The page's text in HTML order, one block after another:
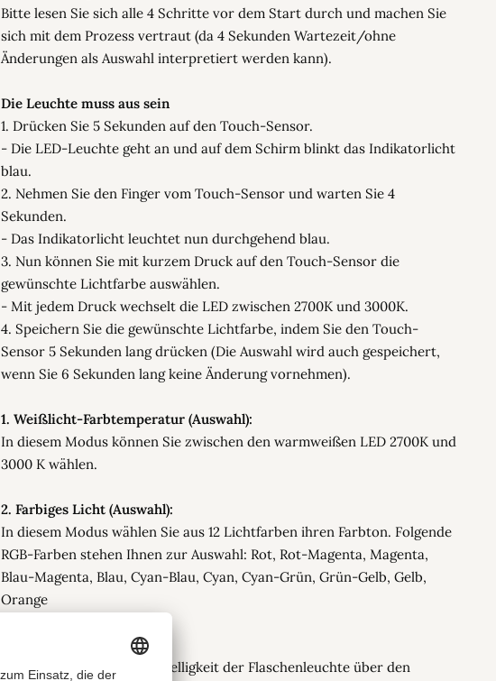
Bitte lesen Sie sich alle 4 Schritte vor dem Start durch und machen Sie
sich mit dem Prozess vertraut (da 4 Sekunden Wartezeit/ohne
Änderungen als Auswahl interpretiert werden kann).
Die Leuchte muss aus sein
1. Drücken Sie 5 Sekunden auf den Touch-Sensor.
- Die LED-Leuchte geht an und auf dem Schirm blinkt das Indikatorlicht
blau.
2. Nehmen Sie den Finger vom Touch-Sensor und warten Sie 4
Sekunden.
- Das Indikatorlicht leuchtet nun durchgehend blau.
3. Nun können Sie mit kurzem Druck auf den Touch-Sensor die
gewünschte Lichtfarbe auswählen.
- Mit jedem Druck wechselt die LED zwischen 2700K und 3000K.
4. Speichern Sie die gewünschte Lichtfarbe, indem Sie den Touch-
Sensor 5 Sekunden lang drücken (Die Auswahl wird auch gespeichert,
wenn Sie 6 Sekunden lang keine Änderung vornehmen).
1. Weißlicht-Farbtemperatur (Auswahl):
In diesem Modus können Sie zwischen den warmweißen LED 2700K und
3000 K wählen.
2. Farbiges Licht (Auswahl):
In diesem Modus wählen Sie aus 12 Lichtfarben ihren Farbton. Folgende
RGB-Farben stehen Ihnen zur Auswahl: Rot, Rot-Magenta, Magenta,
Blau-Magenta, Blau, Cyan-Blau, Cyan, Cyan-Grün, Grün-Gelb, Gelb,
Orange
In Modus 1. & 2. kann die Helligkeit der Flaschenleuchte über den